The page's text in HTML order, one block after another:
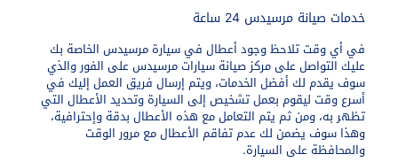
خدمات صيانة مرسيدس 24 ساعة
في أي وقت تلاحظ وجود أعطال في سيارة مرسيدس الخاصة بك
عليك التواصل على مركز صيانة سيارات مرسيدس على الفور والذي
سوف يقدم لك أفضل الخدمات، ويتم إرسال فريق العمل إليك في
أسرع وقت ليقوم بعمل تشخيص إلى السيارة وتحديد الأعطال التي
تظهر به، ومن ثم يتم التعامل مع هذه الأعطال بدقة وإحترافية،
وهذا سوف يضمن لك عدم تفاقم الأعطال مع مرور الوقت
والمحافظة على السيارة.